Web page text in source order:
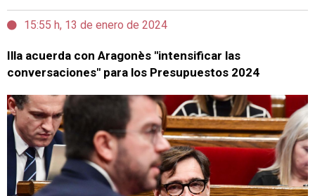
15:55 h, 13 de enero de 2024
Illa acuerda con Aragonès "intensificar las
conversaciones" para los Presupuestos 2024